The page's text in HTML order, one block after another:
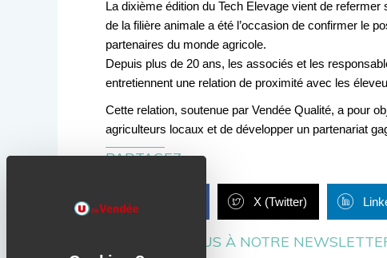
La dixième édition du Tech Elevage vient de
de la filière animale a été l’occasion de confirmer le
partenaires du monde agricole.
Depuis plus de 20 ans, les associés et les
entretiennent une relation de proximité avec les
Cette relation, soutenue par Vendée Qualité, a pour
agriculteurs locaux et de développer un partenariat
PARTAGEZ
X (Twitter)
ABONNEZ-VOUS À NOTRE